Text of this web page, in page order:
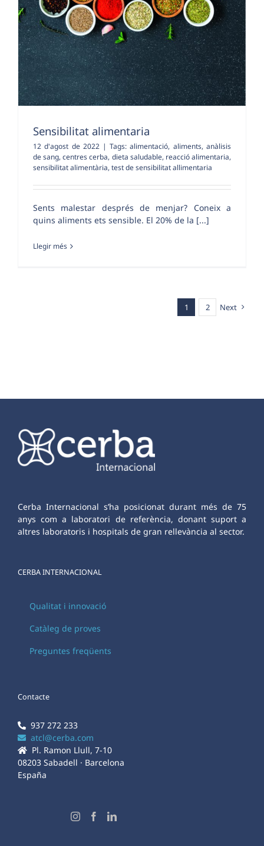
Sensibilitat alimentaria
12 d'agost de 2022 | Tags:alimentació, aliments,anàlisis
de sang,centres cerba, dieta saludable, reacció alimentaria,
sensibilitat alimentària, test de sensibilitat allimentaria
Sents malestar després de menjar? Coneix a
quins aliments ets sensible. El 20% de la [...]
Llegir més
1 2 Next
Cerba Internacional s’ha posicionat durant més de 75
anys com a laboratori de referència, donant suport a
altres laboratoris i hospitals de gran rellevància al sector.
CERBA INTERNACIONAL
Qualitat i innovació
Catàleg de proves
Preguntes freqüents
Contacte
937 272 233
atcl@cerba.com
Pl. Ramon Llull, 7-10
08203 Sabadell · Barcelona
España